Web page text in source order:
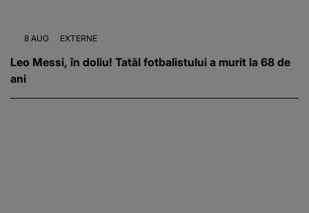
8 AUG EXTERNE
Leo Messi, în doliu! Tatăl fotbalistului a murit la 68 de
ani